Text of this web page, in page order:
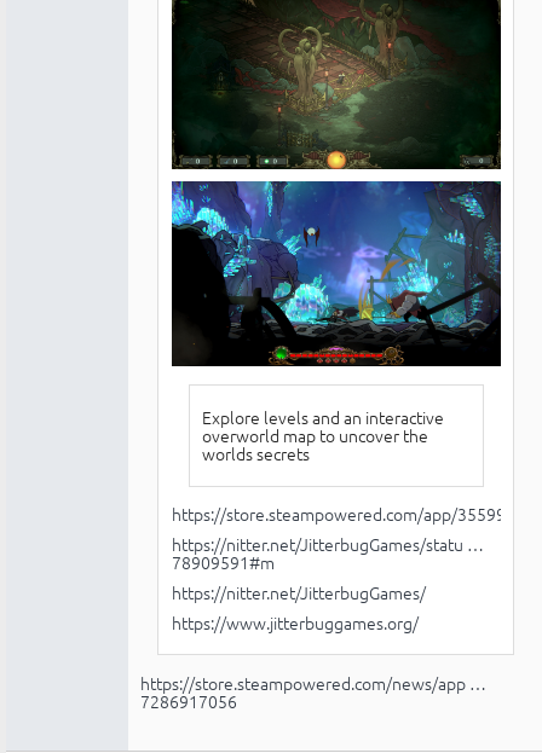
Explore levels and an interactive
overworld map to uncover the
worlds secrets
https://store.steampowered.com/app/3559990/
https://nitter.net/JitterbugGames/statu …
78909591#m
https://nitter.net/JitterbugGames/
https://www.jitterbuggames.org/
https://store.steampowered.com/news/app …
7286917056